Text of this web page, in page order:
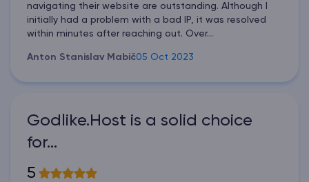
navigating their website are outstanding. Although I
initially had a problem with a bad IP, it was resolved
within minutes after reaching out. Over...
Anton Stanislav Mabič05 Oct 2023
Godlike.Host is a solid choice
for…
5